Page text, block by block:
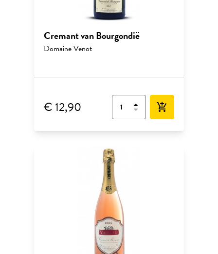
Cremant van Bourgondië
Domaine Venot
€ 12,90 add_shopping_cart